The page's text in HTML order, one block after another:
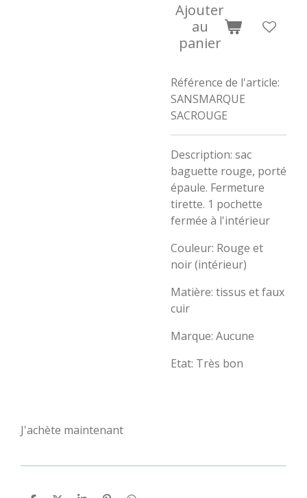
Ajouter
au
panier
Référence de l'article:
SANSMARQUE
SACROUGE
Description: sac
baguette rouge, porté
épaule. Fermeture
tirette. 1 pochette
fermée à l'intérieur
Couleur: Rouge et
noir (intérieur)
Matière: tissus et faux
cuir
Marque: Aucune
Etat: Très bon
J'achète maintenant